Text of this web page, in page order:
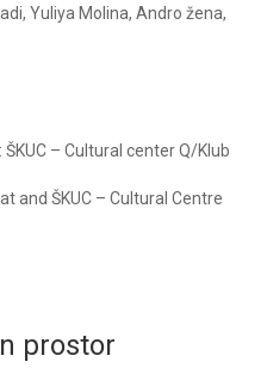
Yuliya Molina, Andro žena,
– Cultural center Q/Klub
and ŠKUC – Cultural Centre
prostor